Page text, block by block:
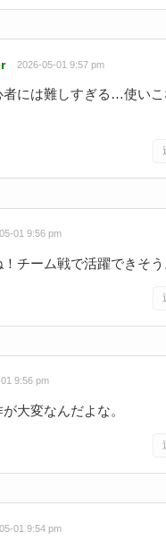
2026-05-01 9:57 pm
者には難しすぎる…使い
01 9:56 pm
チーム戦で活躍できそう
9:56 pm
大変なんだよな。
01 9:54 pm